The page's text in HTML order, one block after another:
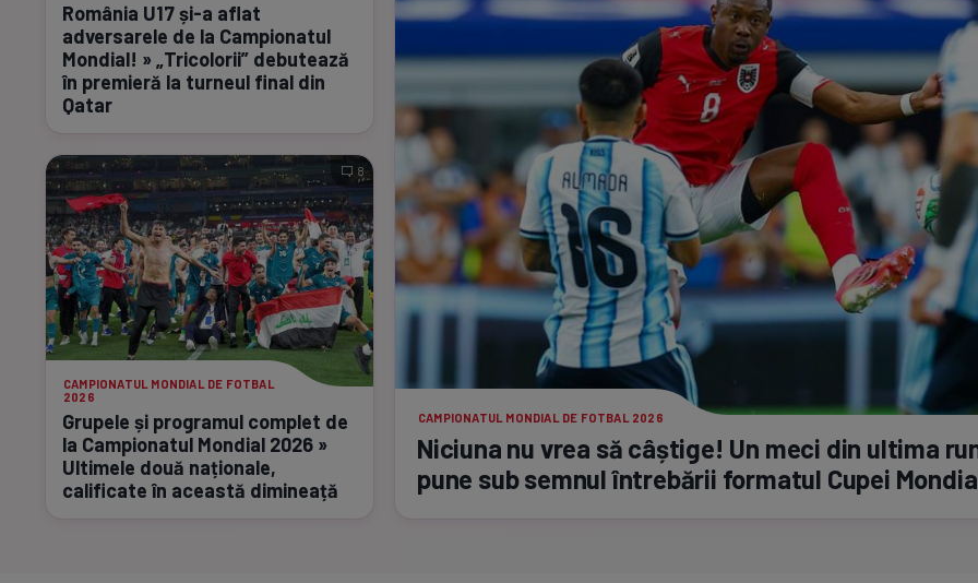
România U17și-a aflat
adversarele de la Campionatul
Mondial! » „Tricolorii” debutează
în premieră la turneul final din
Qatar
CAMPIONATUL MONDIAL DE FOTBAL
2026
Grupele și programul complet de
la Campionatul Mondial 2026 »
Ultimele două naționale,
calificate în această dimineață
8
CAMPIONATUL MONDIAL DE FOTBAL 2026
Niciuna nu vrea să câștige! Un meci din ultima
pune sub semnul întrebării formatul Cupei